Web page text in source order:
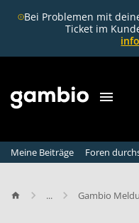
Bei Problemen mit
Ticket im
Meine Beiträge Foren
... Gambio